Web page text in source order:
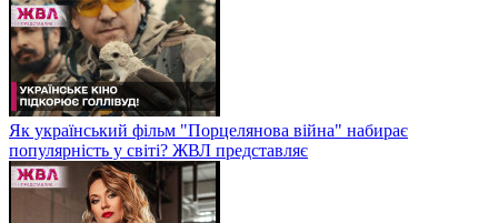
Як український фільм "Порцелянова війна" набирає
популярність у світі? ЖВЛ представляє